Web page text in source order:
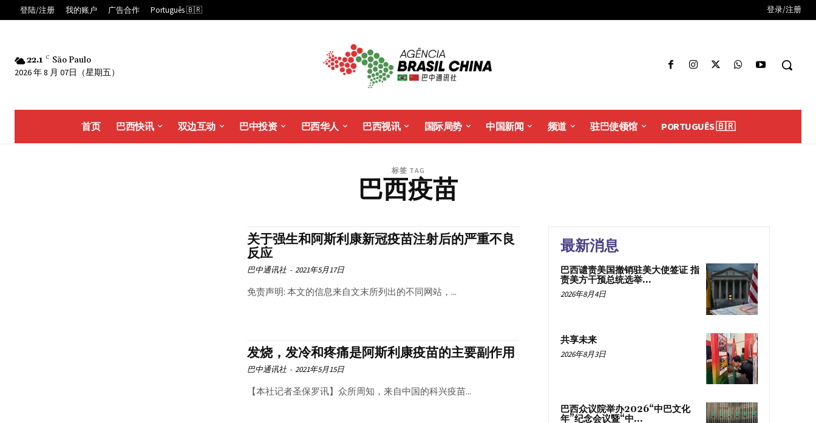
登陆/注册 我的账户 广告合作 Português 🇧🇷 登录/注册
22.1 C São Paulo
2026 年 8 月 07日（星期五）
首页 巴西快讯 双边互动 巴中投资 巴西华人 巴西视讯 国际局势 中国新闻 频道 驻巴使领馆 PORTUGUÊS 🇧🇷
标签 TAG
巴西疫苗
关于强生和阿斯利康新冠疫苗注射后的严重不良
反应
巴中通讯社 - 2021年5月17日
免责声明: 本文的信息来自文末所列出的不同网站，...
发烧，发冷和疼痛是阿斯利康疫苗的主要副作用
巴中通讯社 - 2021年5月15日
【本社记者圣保罗讯】众所周知，来自中国的科兴疫苗...
最新消息
巴西谴责美国撤销驻美大使签证 指
责美方干预总统选举...
2026年8月4日
共享未来
2026年8月3日
巴西众议院举办2026“中巴文化
年”纪念会议暨“中...